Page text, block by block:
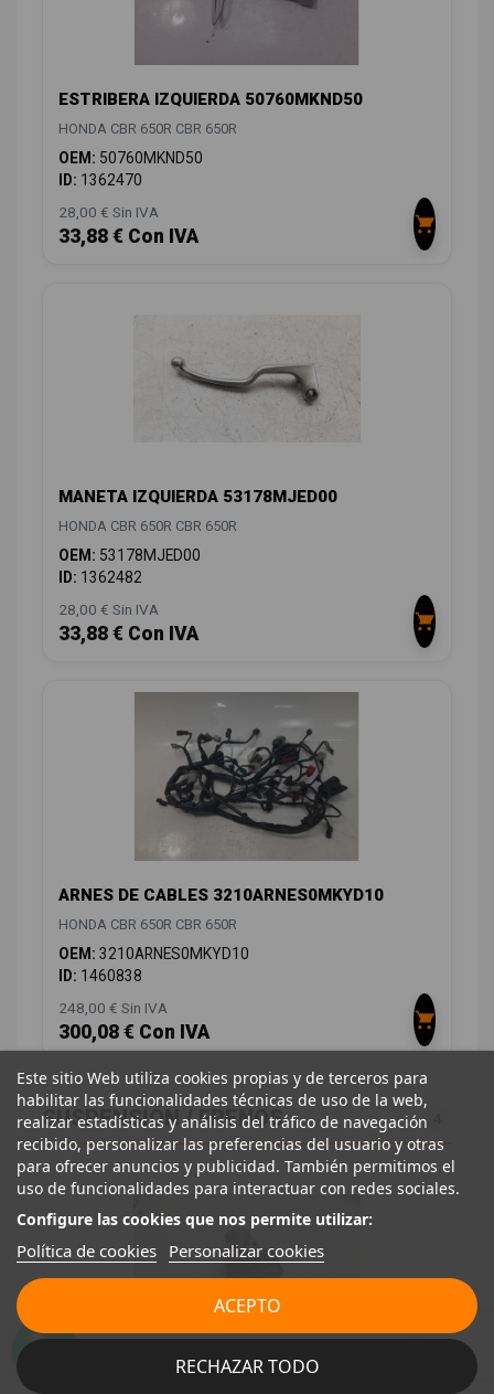
ESTRIBERA IZQUIERDA 50760MKND50
HONDA CBR 650R CBR 650R
OEM: 50760MKND50
ID: 1362470
28,00 € Sin IVA
33,88 € Con IVA
MANETA IZQUIERDA 53178MJED00
HONDA CBR 650R CBR 650R
OEM: 53178MJED00
ID: 1362482
28,00 € Sin IVA
33,88 € Con IVA
ARNES DE CABLES 3210ARNES0MKYD10
HONDA CBR 650R CBR 650R
OEM: 3210ARNES0MKYD10
ID: 1460838
248,00 € Sin IVA
300,08 € Con IVA
SUSPENSIÓN / FRENOS
ABS 57110MKND51
Este sitio Web utiliza cookies propias y de terceros para
habilitar las funcionalidades técnicas de uso de la web,
realizar estadísticas y análisis del tráfico de navegación
recibido, personalizar las preferencias del usuario y otras
para ofrecer anuncios y publicidad. También permitimos el
uso de funcionalidades para interactuar con redes sociales.
Configure las cookies que nos permite utilizar:
Política de cookies Personalizar cookies
RECHAZAR TODO
ACEPTO